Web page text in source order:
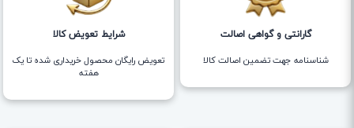
گارانتی و گواهی اصالت
شناسنامه جهت تضمین اصالت کالا
شرایط تعویض کالا
تعویض رایگان محصول خریداری شده تا یک
هفته